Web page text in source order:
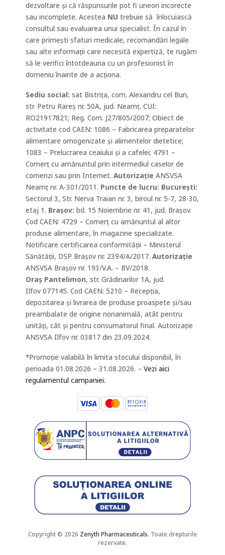
dezvoltare și că răspunsurile pot fi uneori incorecte
sau incomplete. Acestea NU trebuie să înlocuiască
consultul sau evaluarea unui specialist. În cazul în
care primești sfaturi medicale, recomandări legale
sau alte informații care necesită expertiză, te rugăm
să le verifici întotdeauna cu un profesionist în
domeniu înainte de a acționa.
Sediu social: sat Bistrița, com. Alexandru cel Bun,
str. Petru Rareș nr. 50A, jud. Neamț. CUI:
RO21917821; Reg. Com. J27/805/2007; Obiect de
activitate cod CAEN: 1086 – Fabricarea preparatelor
alimentare omogenizate și alimentelor dietetice;
1083 – Prelucrarea ceaiului și a cafelei; 4791 –
Comerţ cu amănuntul prin intermediul caselor de
comenzi sau prin Internet. Autorizație ANSVSA
Neamț nr. A-301/2011. Puncte de lucru: Bucureşti:
Sectorul 3, Str. Nerva Traian nr. 3, biroul nr. 5-7, 28-30,
etaj 1. Braşov: bd. 15 Noiembrie nr. 41, jud. Braşov.
Cod CAEN: 4729 – Comerț cu amănuntul al altor
produse alimentare, în magazine specializate.
Notificare certificarea conformității – Ministerul
Sănătății, DSP Brașov nr. 2394/A/2017. Autorizație
ANSVSA Brașov nr. 193/V.A. – BV/2018.
Oraș Pantelimon, str. Grădinarilor 1A, jud.
Ilfov 077145. Cod CAEN: 5210 – Recepția,
depozitarea și livrarea de produse proaspete și/sau
preambalate de origine nonanimală, atât pentru
unități, cât și pentru consumatorul final. Autorizație
ANSVSA Ilfov nr. 03817 din 23.09.2024.
*Promoție valabilă în limita stocului disponibil, în
perioada 01.08.2026 – 31.08.2026. – Vezi aici
regulamentul campaniei.
Copyright © 2026 Zenyth Pharmaceuticals. Toate drepturile
rezervate.